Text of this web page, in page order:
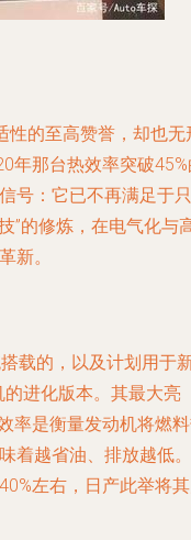
性的至高赞誉，却也无
年那台热效率突破
号：它已不再满足于只
”的修炼，在电气化与
新。
载的，以及计划用于
的进化版本。其最大亮
率是衡量发动机将燃
着越省油、排放越低。
左右，日产此举将